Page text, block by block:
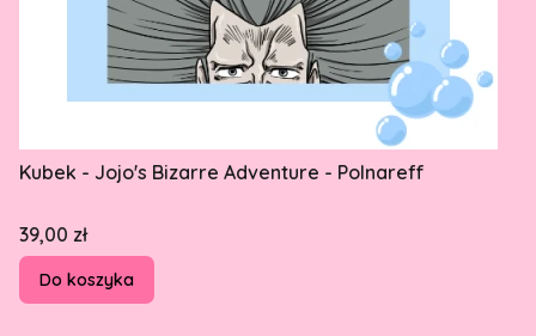
Kubek - Jojo's Bizarre Adventure - Polnareff
Cena
39,00 zł
Do koszyka